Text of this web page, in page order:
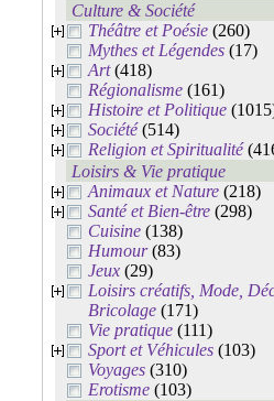
Culture & Société
Théâtre et Poésie (260)
Mythes et Légendes (17)
Art(418)
Régionalisme (161)
Histoire et Politique
Société(514)
Religion et Spiritualité
Loisirs & Vie pratique
Animaux et Nature (218)
Santé et Bien-être (298)
Cuisine (138)
Humour(83)
Jeux (29)
Loisirs créatifs, Mode,
Bricolage (171)
Vie pratique (111)
Sport et Véhicules (103)
Voyages (310)
Erotisme (103)